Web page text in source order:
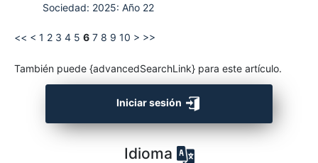
Sociedad: 2025: Año 22
<< < 1 2 3 4 5 6 7 8 9 10 > >>
También puede {advancedSearchLink} para este artículo.
Iniciar sesión
Idioma